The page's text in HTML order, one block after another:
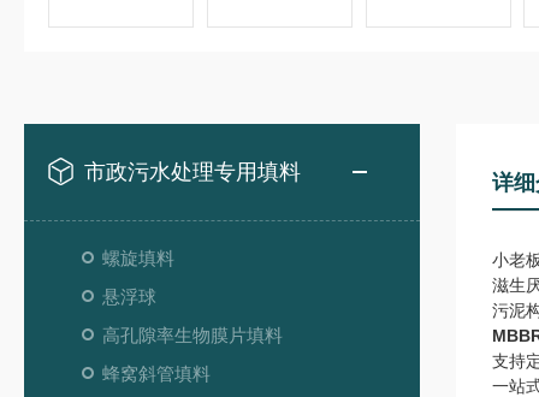
市政污水处理专用填料
螺旋填料
悬浮球
高孔隙率生物膜片填料
蜂窝斜管填料
详
小老
滋生
污泥
支持
一站